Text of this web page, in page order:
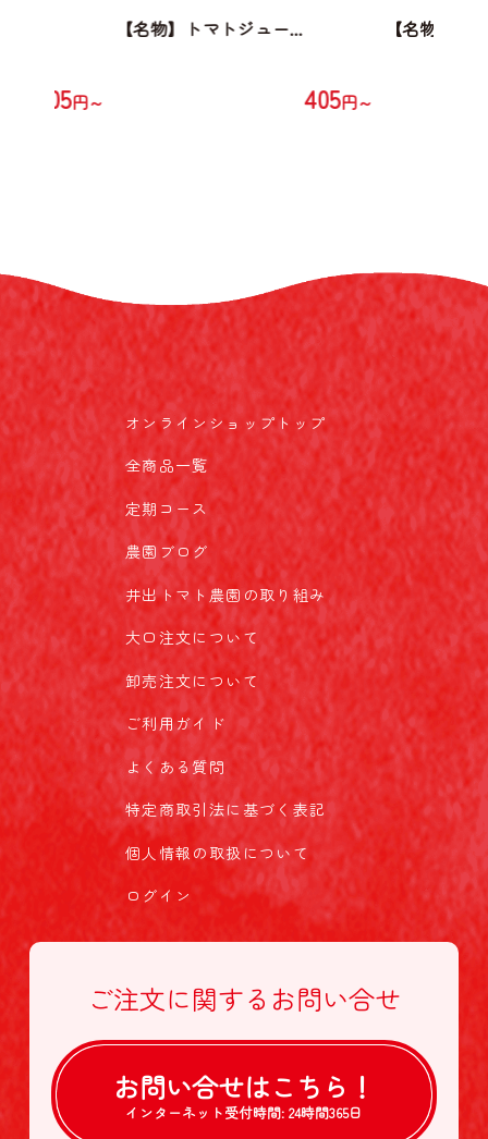
405円～
【名物】トマトジュー...
405円～
【名物】ト
オンラインショップトップ
全商品一覧
定期コース
農園ブログ
井出トマト農園の取り組み
大口注文について
卸売注文について
ご利用ガイド
よくある質問
特定商取引法に基づく表記
個人情報の取扱について
ログイン
ご注文に関する お問い合せ
お問い合せはこちら！
インターネット受付時間: 24時間365日